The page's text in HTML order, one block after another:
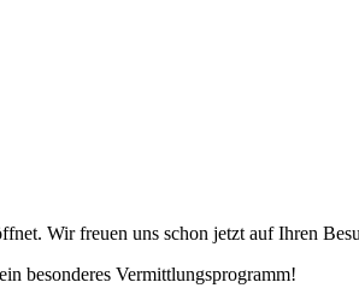
Wir freuen uns schon jetzt auf Ihren
besonderes Vermittlungsprogramm!